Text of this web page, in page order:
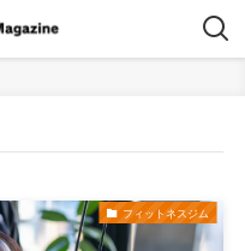
フィットネスジム